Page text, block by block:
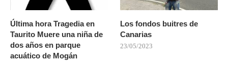
Última hora Tragedia en
Taurito Muere una niña de
dos años en parque
acuático de Mogán
Los fondos buitres de
Canarias
23/05/2023